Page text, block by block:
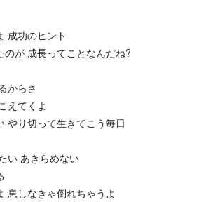
成功のヒント
のが 成長ってことなんだね?
からさ
えてくよ
やり切って生きてこう毎日
い あきらめない
息しなきゃ倒れちゃうよ